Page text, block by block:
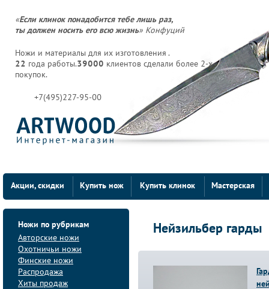
«Если клинок понадобится тебе лишь раз,
ты должен носить его всю жизнь» Конфуций
Ножи и материалы для их изготовления .
22 года работы.39000 клиентов сделали более 2-х
покупок.
+7(495)227-95-00
Акции, скидки Купить нож Купить клинок Мастерская
Ножи по рубрикам
Авторские ножи
Охотничьи ножи
Финские ножи
Распродажа
Хиты продаж
Нейзильбер гарды